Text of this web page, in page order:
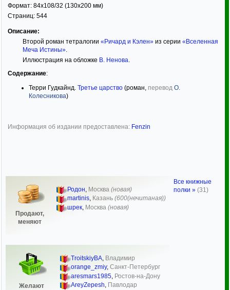
Формат: 84x108/32 (130x200 мм)
Страниц: 544
Описание:
Второй роман тетралогии «Ричард и Кэлен»из серии «Вселенная
Меча Истины».
Иллюстрация на обложке В. Ненова.
Содержание:
Терри Гудкайнд. Третье царство (роман, перевод О.
Колесникова)
Информация об издании предоставлена: Fenzin
Продают,
меняют
Родон, Москва (новая)
martinis, Казань (600(нечитаная))
шрек Москва (новая)
Желают
TroitskiyBA, Владимир
orange_zmiy, Санкт-Петербург
aresmars1985 Ростов-на-Дону
AreyZepesh, Павлодар
Все книжные
полки » (31)